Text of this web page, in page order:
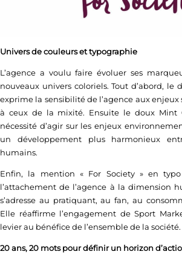
Univers de couleurs et typographie
L’agence a voulu faire évoluer ses
nouveaux univers coloriels. Tout d’abord, le
exprime la sensibilité de l’agence aux
à ceux de la mixité. Ensuite le doux Mint
nécessité d’agir sur les enjeux
un développement plus harmonieux
humains.
Enfin, la mention « For Society » en
l’attachement de l’agence à la dimension
s’adresse au pratiquant, au fan, au
Elle réaffirme l’engagement de Sport
levier au bénéfice de l’ensemble de la société.
20 ans, 20 mots pour définir un horizon